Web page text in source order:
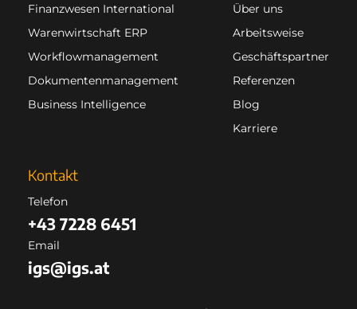
Finanzwesen International
Warenwirtschaft ERP
Workflowmanagement
Dokumentenmanagement
Business Intelligence
Über uns
Arbeitsweise
Geschäftspartner
Referenzen
Blog
Karriere
Kontakt
Telefon
+43 7228 6451
Email
igs@igs.at